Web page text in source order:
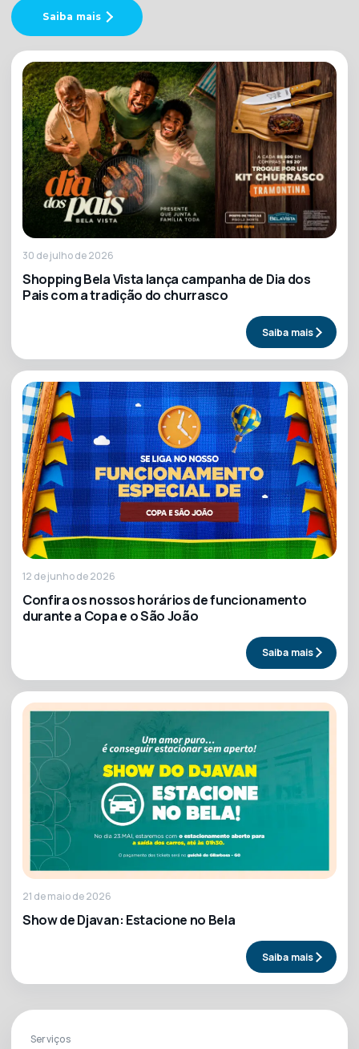
Saiba mais
30 de julho de 2026
Shopping Bela Vista lança campanha de Dia dos
Pais com a tradição do churrasco
Saiba mais
12 de junho de 2026
Confira os nossos horários de funcionamento
durante a Copa e o São João
Saiba mais
21 de maio de 2026
Show de Djavan: Estacione no Bela
Saiba mais
Serviços